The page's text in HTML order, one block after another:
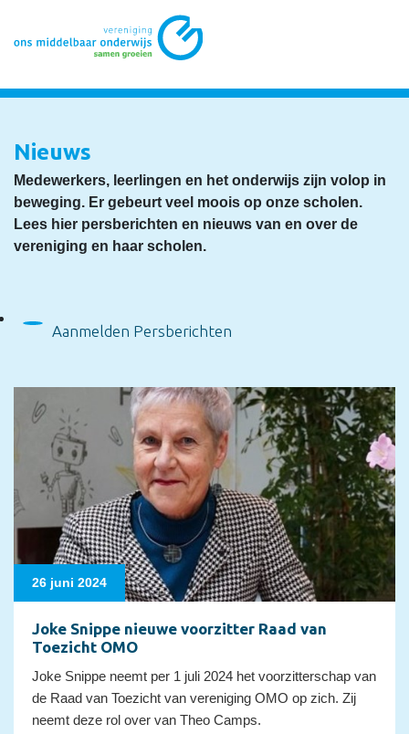
Nieuws
Medewerkers, leerlingen en het onderwijs zijn volop in
beweging. Er gebeurt veel moois op onze scholen.
Lees hier persberichten en nieuws van en over de
vereniging en haar scholen.
Aanmelden Persberichten
26 juni 2024
Joke Snippe nieuwe voorzitter Raad van
Toezicht OMO
Joke Snippe neemt per 1 juli 2024 het voorzitterschap van
de Raad van Toezicht van vereniging OMO op zich. Zij
neemt deze rol over van Theo Camps.